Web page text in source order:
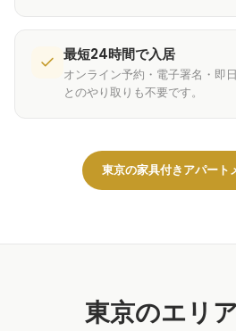
最短24時間で入居
オンライン予約・電子署名・即
とのやり取りも不要です。
東京の家具付きアパート
東京のエリ